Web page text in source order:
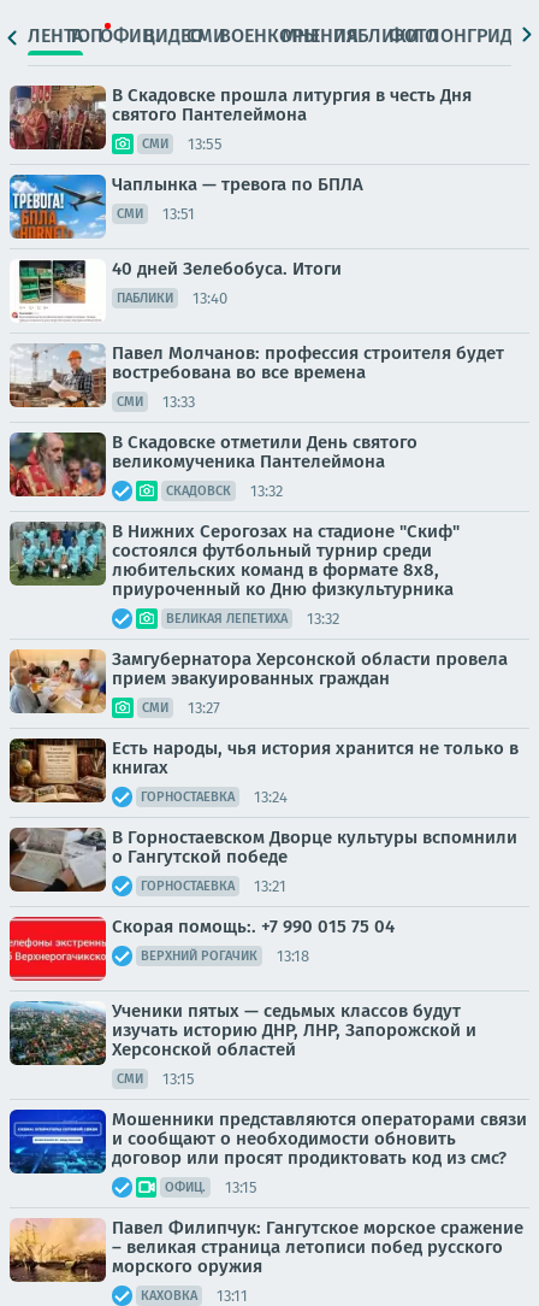
ЛЕНТАТОПОФИЦ.ВИДЕОСМИВОЕНКОРЫМНЕНИЯПАБЛИКИ
ФОТОЛОНГРИДЫ
В Скадовске прошла литургия в честь Дня
святого Пантелеймона
СМИ 13:55
Чаплынка — тревога по БПЛА
СМИ 13:51
40 дней Зелебобуса. Итоги
ПАБЛИКИ 13:40
Павел Молчанов: профессия строителя будет
востребована во все времена
СМИ 13:33
В Скадовске отметили День святого
великомученика Пантелеймона
СКАДОВСК 13:32
В Нижних Серогозах на стадионе "Скиф"
состоялся футбольный турнир среди
любительских команд в формате 8х8,
приуроченный ко Дню физкультурника
ВЕЛИКАЯ ЛЕПЕТИХА 13:32
Замгубернатора Херсонской области провела
прием эвакуированных граждан
СМИ 13:27
Есть народы, чья история хранится не только в
книгах
ГОРНОСТАЕВКА 13:24
В Горностаевском Дворце культуры вспомнили
о Гангутской победе
ГОРНОСТАЕВКА 13:21
Скорая помощь:. +7 990 015 75 04
ВЕРХНИЙ РОГАЧИК 13:18
Ученики пятых — седьмых классов будут
изучать историю ДНР, ЛНР, Запорожской и
Херсонской областей
СМИ 13:15
Мошенники представляются операторами связи
и сообщают о необходимости обновить
договор или просят продиктовать код из смс?
ОФИЦ. 13:15
Павел Филипчук: Гангутское морское сражение
– великая страница летописи побед русского
морского оружия
КАХОВКА 13:11